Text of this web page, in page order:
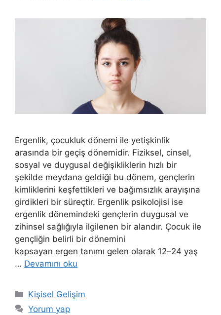
Ergenlik, çocukluk dönemi ile yetişkinlik
arasında bir geçiş dönemidir. Fiziksel, cinsel,
sosyal ve duygusal değişikliklerin hızlı bir
şekilde meydana geldiği bu dönem, gençlerin
kimliklerini keşfettikleri ve bağımsızlık arayışına
girdikleri bir süreçtir. Ergenlik psikolojisi ise
ergenlik dönemindeki gençlerin duygusal ve
zihinsel sağlığıyla ilgilenen bir alandır. Çocuk ile
gençliğin belirli bir dönemini
kapsayan ergen tanımı gelen olarak 12–24 yaş
… Devamını oku
Kategoriler
Kişisel Gelişim
Yorum yap